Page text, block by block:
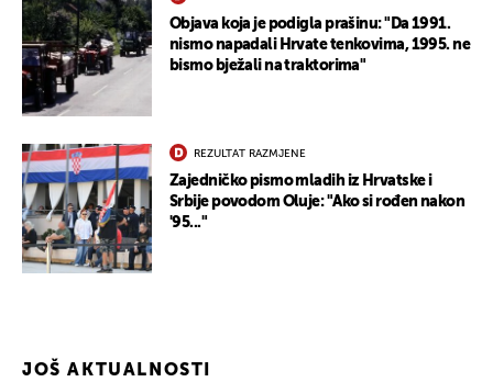
Objava koja je podigla prašinu: "Da 1991.
nismo napadali Hrvate tenkovima, 1995. ne
bismo bježali na traktorima"
REZULTAT RAZMJENE
Zajedničko pismo mladih iz Hrvatske i
Srbije povodom Oluje: "Ako si rođen nakon
'95..."
JOŠ AKTUALNOSTI